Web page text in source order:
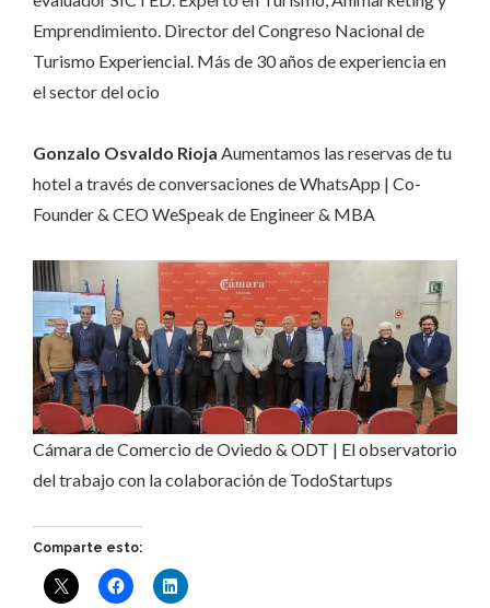
Emprendimiento. Director del Congreso Nacional de
Turismo Experiencial. Más de 30 años de experiencia en
el sector del ocio
Gonzalo Osvaldo Rioja Aumentamos las reservas de tu
hotel a través de conversaciones de WhatsApp | Co-
Founder & CEO WeSpeak de Engineer & MBA
Cámara de Comercio de Oviedo & ODT | El observatorio
del trabajo con la colaboración de TodoStartups
Comparte esto: